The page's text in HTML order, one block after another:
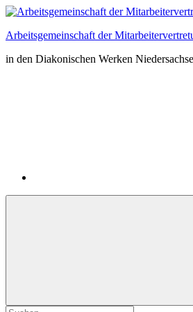
Zum
springen
Arbeitsgemeinschaft der
in den Diakonischen Werken
Suchformular